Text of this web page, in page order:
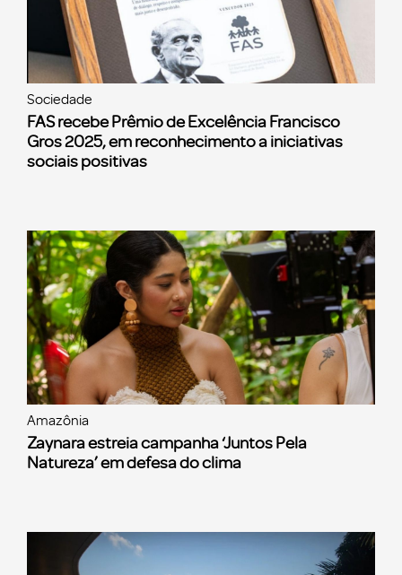
Sociedade
FAS recebe Prêmio de Excelência Francisco
Gros 2025, em reconhecimento a iniciativas
sociais positivas
Amazônia
Zaynara estreia campanha ‘Juntos Pela
Natureza’ em defesa do clima